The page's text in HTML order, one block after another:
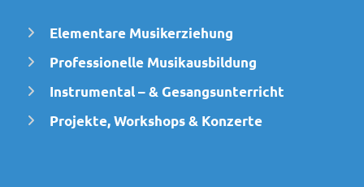
Elementare Musikerziehung
Professionelle Musikausbildung
Instrumental – & Gesangsunterricht
Projekte, Workshops & Konzerte